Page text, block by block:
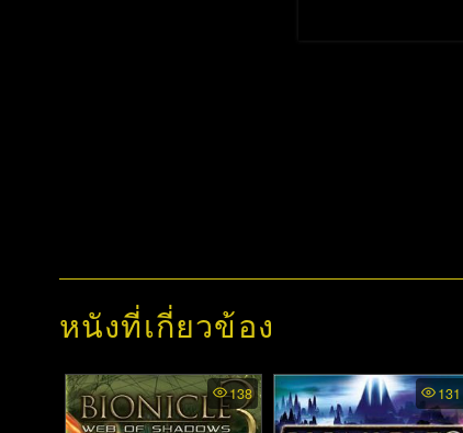
หนังที่เกี่ยวข้อง
138 131